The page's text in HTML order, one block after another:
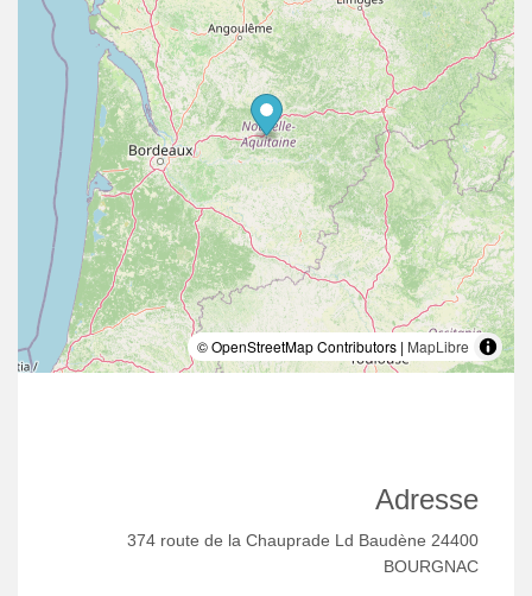
© OpenStreetMap Contributors | MapLibre
Adresse
374 route de la Chauprade Ld Baudène 24400
BOURGNAC